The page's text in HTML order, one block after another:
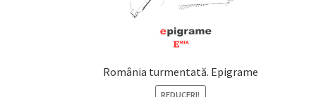
România turmentată. Epigrame
REDUCERI!